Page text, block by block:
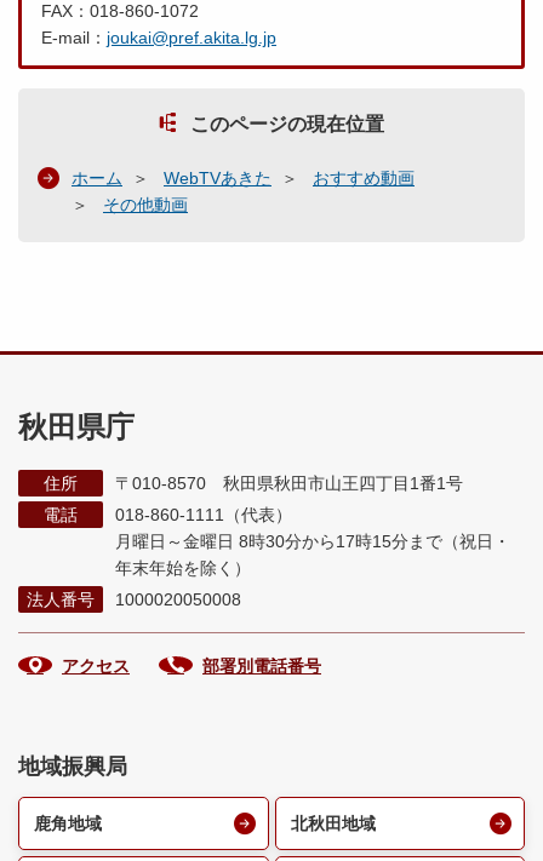
FAX：018-860-1072
E-mail： joukai@pref.akita.lg.jp
このページの現在位置
ホーム WebTVあきた
おすすめ動画
その他動画
秋田県庁
住所
〒010-8570 秋田県秋田市山王四丁目1番1号
電話
018-860-1111（代表）
月曜日～金曜日 8時30分から17時15分まで （祝日・
年末年始を除く）
法人番号
1000020050008
アクセス 部署別電話番号
地域振興局
鹿角地域 北秋田地域